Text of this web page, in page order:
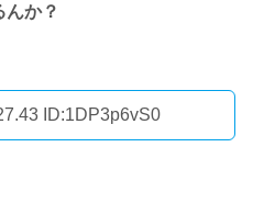
か？
ID:1DP3p6vS0